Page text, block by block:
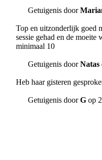
Getuigenis door
Top en uitzonderlijk goed
sessie gehad en de
minimaal 10
Getuigenis doorNatas
Heb haar gisteren
Getuigenis doorG op